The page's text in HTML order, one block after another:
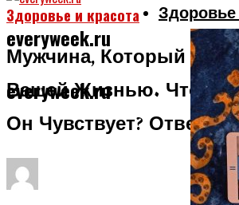
everyweek.ru
everyweek.ru
Здоровье и красота
Мужчина, Который
Вашей Жизнью. Что
Он Чувствует? Ответит